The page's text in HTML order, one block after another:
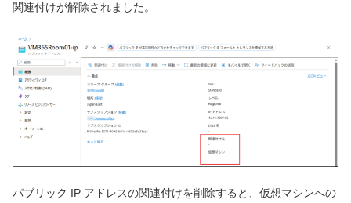
関連付けが解除されました。
パブリック IP アドレスの関連付けを削除すると、仮想マシンへの